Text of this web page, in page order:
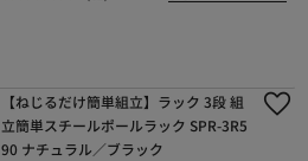
【ねじるだけ簡単組立】ラック 3段 組
立簡単スチールポールラック SPR-3R5
90 ナチュラル／ブラック